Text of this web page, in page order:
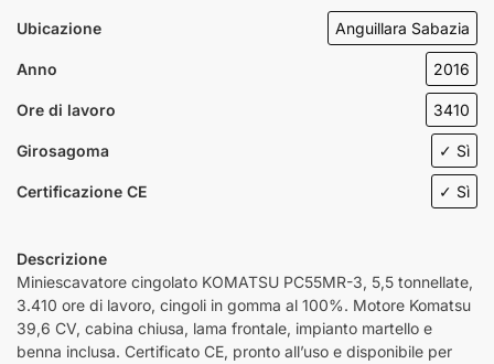
Ubicazione Anguillara Sabazia
Anno 2016
Ore di lavoro 3410
Girosagoma ✓ Sì
Certificazione CE ✓ Sì
Descrizione
Miniescavatore cingolato KOMATSU PC55MR-3, 5,5 tonnellate,
3.410 ore di lavoro, cingoli in gomma al 100%. Motore Komatsu
39,6 CV, cabina chiusa, lama frontale, impianto martello e
benna inclusa. Certificato CE, pronto all’uso e disponibile per